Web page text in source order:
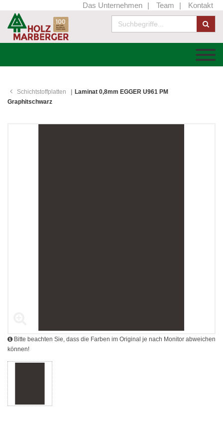
Das Unternehmen Team Kontakt
Schichtstoffplatten
Laminat 0,8mm EGGER U961 PM
Graphitschwarz
Bitte beachten Sie, dass die Farben im Original je nach Monitor abweichen
können!